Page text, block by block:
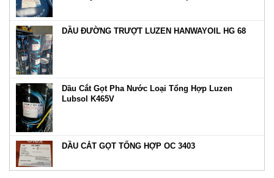
DẦU ĐƯỜNG TRƯỢT LUZEN HANWAYOIL HG 68
Dầu Cắt Gọt Pha Nước Loại Tổng Hợp Luzen
Lubsol K465V
DẦU CẮT GỌT TỔNG HỢP OC 3403